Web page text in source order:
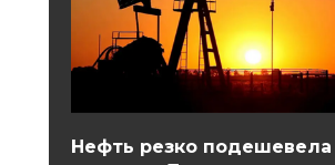
Нефть резко подешевела